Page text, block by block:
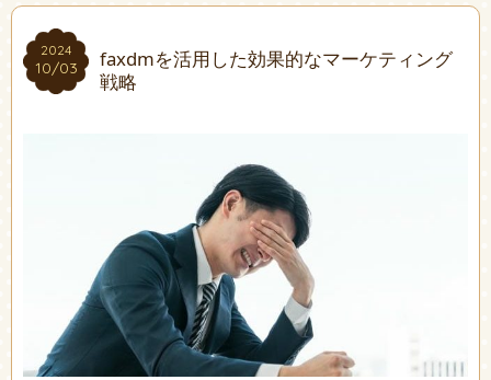
2024
10/03
2024
10/03
faxdmを活用した効果的なマーケティング
戦略